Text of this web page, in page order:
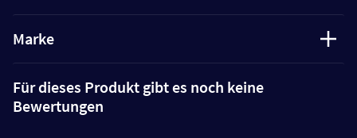
Marke
Für dieses Produkt gibt es noch keine
Bewertungen